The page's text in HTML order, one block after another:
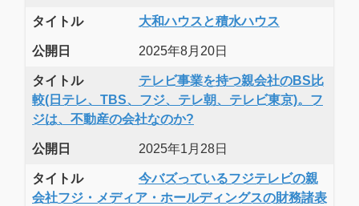
タイトル 大和ハウスと積水ハウス
公開日 2025年8月20日
タイトル
テレビ事業を持つ親会社のBS比
較(日テレ、TBS、フジ、テレ朝、テレビ東京)。フ
ジは、不動産の会社なのか?
公開日 2025年1月28日
タイトル
今バズっているフジテレビの親
会社フジ・メディア・ホールディングスの財務諸表